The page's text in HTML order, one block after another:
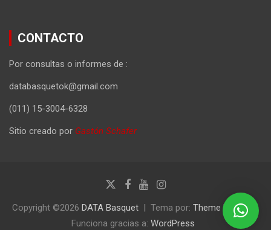
CONTACTO
Por consultas o informes de :
databasquetok@gmail.com
(011) 15-3004-6328
Sitio creado por Gastón Schafer
Copyright ©2026 DATA Basquet Tema por: Theme Horse
Funciona gracias a: WordPress